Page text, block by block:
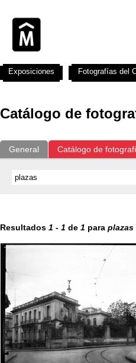
Catálogo de
General Catálogo de
Resultados 1 - 1 de 1 para plazas
Exposiciones Fotografías del